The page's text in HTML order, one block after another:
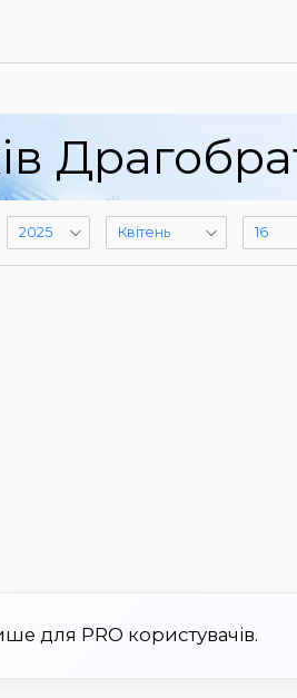
для PRO користувачів.